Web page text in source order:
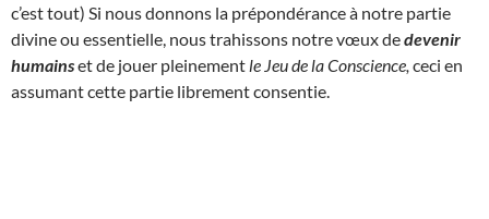
c’est tout) Si nous donnons la prépondérance à notre partie
divine ou essentielle, nous trahissons notre vœux dedevenir
humainset de jouer pleinement le Jeu de la Conscience, ceci en
assumant cette partie librement consentie.